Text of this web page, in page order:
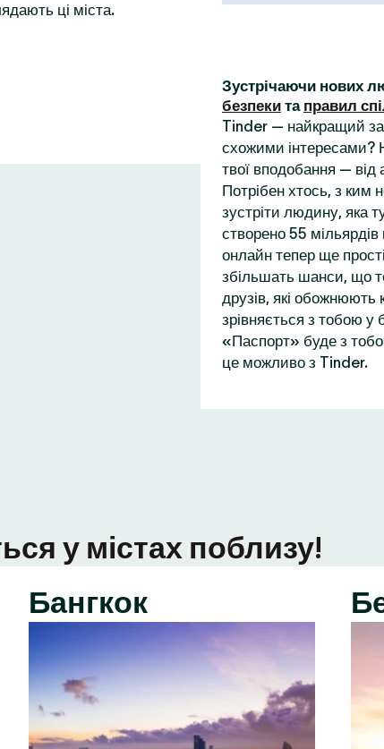
ці міста.
Зустрічаючи нових
безпеки та правил
Tinder — найкращий
схожими
твої вподобання — від
Потрібен хтось, з ким
зустріти людину, яка
створено 55
онлайн тепер ще
збільшать шанси, що
друзів, які обожнюють
зрівняється з тобою у
«Паспорт» буде з
це можливо з Tinder.
у містах поблизу!
Бангкок